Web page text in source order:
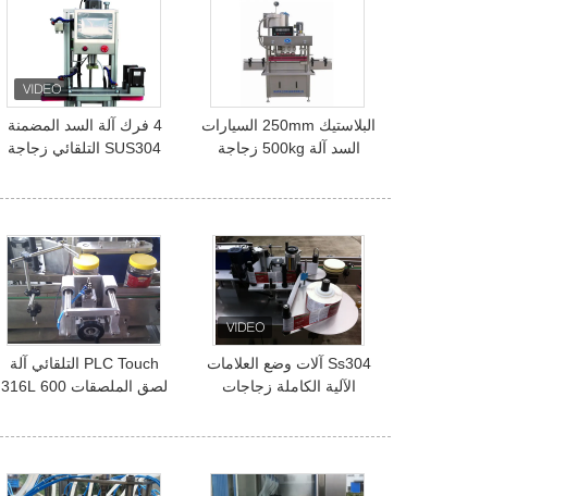
4 فرك آلة السد المضمنة
SUS304 التلقائي زجاجة
البلاستيك 250mm السيارات
السد آلة 500kg زجاجة
PLC Touch التلقائي آلة
لصق الملصقات 316L 600
Ss304 آلات وضع العلامات
الآلية الكاملة زجاجات